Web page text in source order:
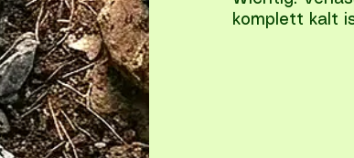
komplett kalt